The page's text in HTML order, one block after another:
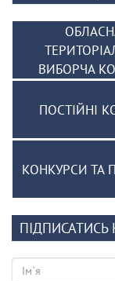
ВИБОРЧА
ПОСТІЙНІ
КОНКУРСИ ТА